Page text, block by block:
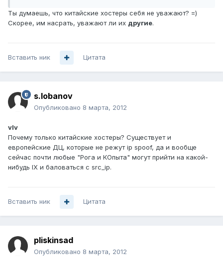
Ты думаешь, что китайские хостеры себя не уважают? =)
Скорее, им насрать, уважают ли их другие.
Вставить ник Цитата
s.lobanov
Опубликовано 8 марта, 2012
vIv
Почему только китайские хостеры? Существует и
европейские ДЦ, которые не режут ip spoof, да и вообще
сейчас почти любые "Рога и КОпыта" могут прийти на какой-
нибудь IX и баловаться с src_ip.
Вставить ник Цитата
pliskinsad
Опубликовано 8 марта, 2012